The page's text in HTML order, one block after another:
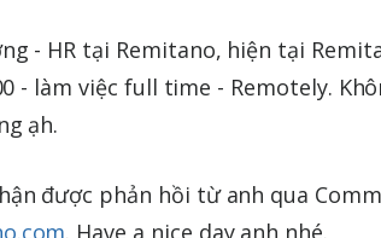
- HR tại Remitano, hiện tại
- làm việc full time - Remotely.
ạh.
được phản hồi từ anh qua
. Have a nice day anh nhé.